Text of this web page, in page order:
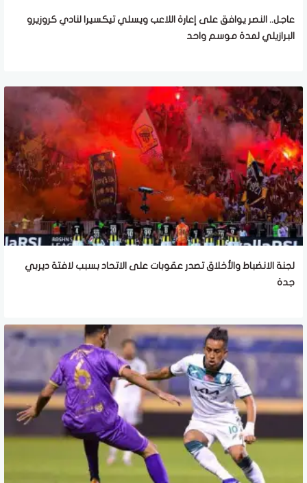
عاجل.. النصر يوافق على إعارة اللاعب ويسلي تيكسيرا لنادي كروزيرو
البرازيلي لمدة موسم واحد
لجنة الانضباط والأخلاق تصدر عقوبات على الاتحاد بسبب لافتة ديربي
جدة